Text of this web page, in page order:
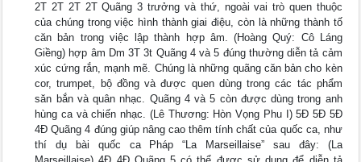
2T 2T 2T 2T Quãng 3 trưởng và thứ, ngoài vai trò quen thuộc
của chúng trong việc hình thành giai điệu, còn là những thành tố
căn bản trong việc lập thành hợp âm. (Hoàng Quý: Cô Láng
Giềng) hợp âm Dm 3T 3t Quãng 4 và 5 đúng thường diễn tả cảm
xúc cứng rắn, mạnh mẽ. Chúng là những quãng căn bản cho kèn
cor, trumpet, bộ đồng và được quen dùng trong các tác phẩm
săn bắn và quân nhạc. Quãng 4 và 5 còn được dùng trong anh
hùng ca và chiến nhạc. (Lê Thương: Hòn Vọng Phu I) 5Đ 5Đ 5Đ
4Đ Quãng 4 đúng giúp nâng cao thêm tính chất của quốc ca, như
thí dụ bài quốc ca Pháp “La Marseillaise” sau đây: (La